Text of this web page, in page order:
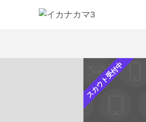
スカウト受付中